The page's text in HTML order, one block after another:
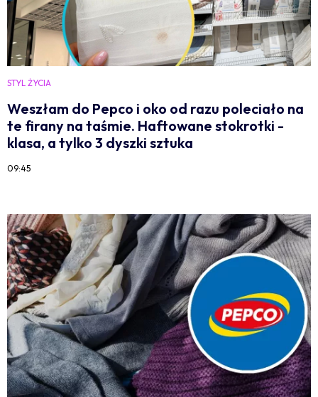
STYL ŻYCIA
Weszłam do Pepco i oko od razu poleciało na
te firany na taśmie. Haftowane stokrotki -
klasa, a tylko 3 dyszki sztuka
09:45